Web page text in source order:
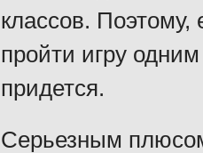
классов. Поэтому,
пройти игру
придется.
Серьезным